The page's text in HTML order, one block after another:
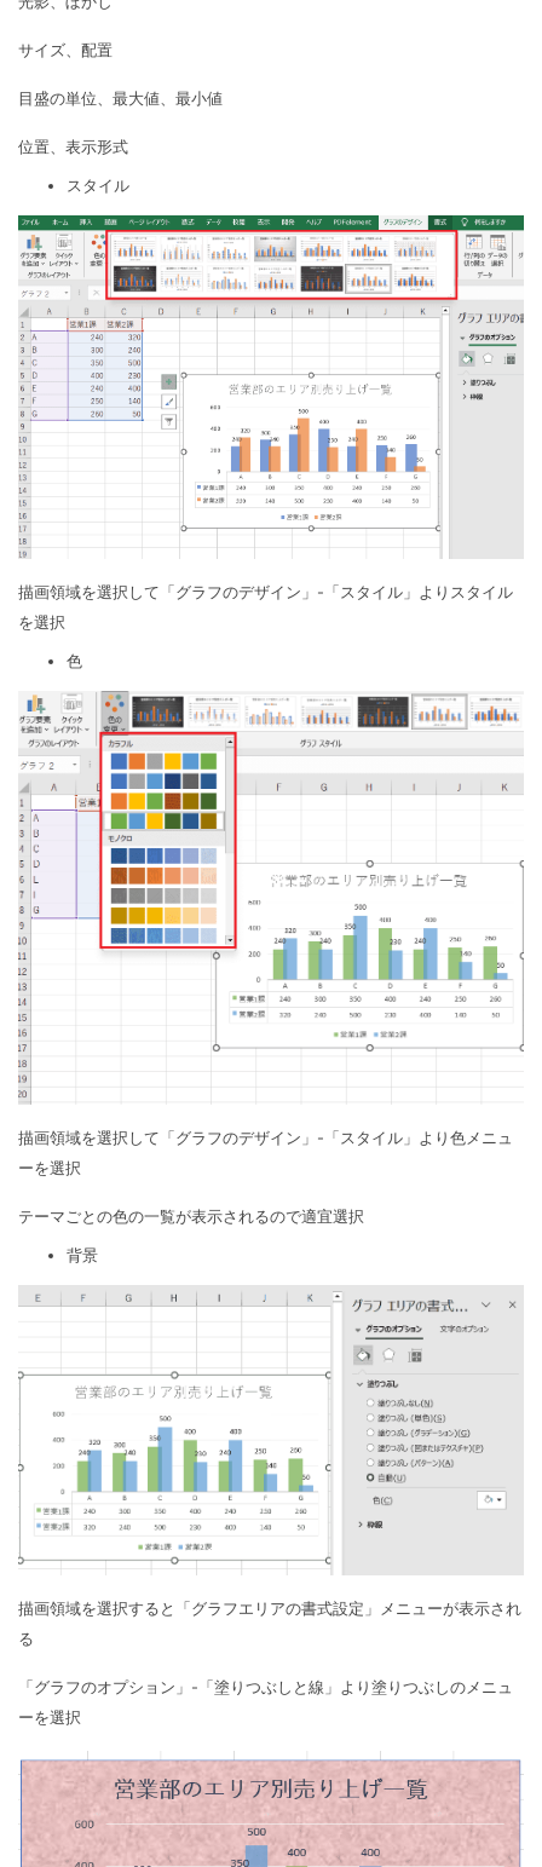
サイズ、配置
目盛の単位、最大値、最小値
位置、表示形式
スタイル
描画領域を選択して「グラフのデザイン」-「スタイル」よりスタイル
を選択
色
描画領域を選択して「グラフのデザイン」-「スタイル」より色メニュ
ーを選択
テーマごとの色の一覧が表示されるので適宜選択
背景
描画領域を選択すると「グラフエリアの書式設定」メニューが表示され
る
「グラフのオプション」-「塗りつぶしと線」より塗りつぶしのメニュ
ーを選択